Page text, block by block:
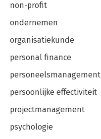
non-profit
ondernemen
organisatiekunde
personal finance
personeelsmanagement
persoonlijke effectiviteit
projectmanagement
psychologie